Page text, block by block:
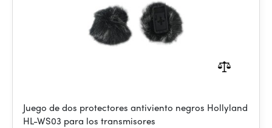
Juego de dos protectores antiviento negros Hollyland
HL-WS03 para los transmisores